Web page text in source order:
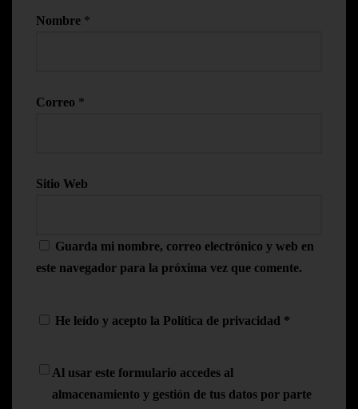
Nombre *
Correo *
Sitio Web
Guarda mi nombre, correo electrónico y web en
este navegador para la próxima vez que comente.
He leído y acepto la Política de privacidad *
Al usar este formulario accedes al
almacenamiento y gestión de tus datos por parte